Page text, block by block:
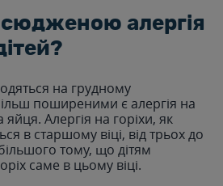
алергія
на грудному
поширеними є алергія на
Алергія на горіхи, як
в старшому віці, від трьох до
тому, що дітям
саме в цьому віці.